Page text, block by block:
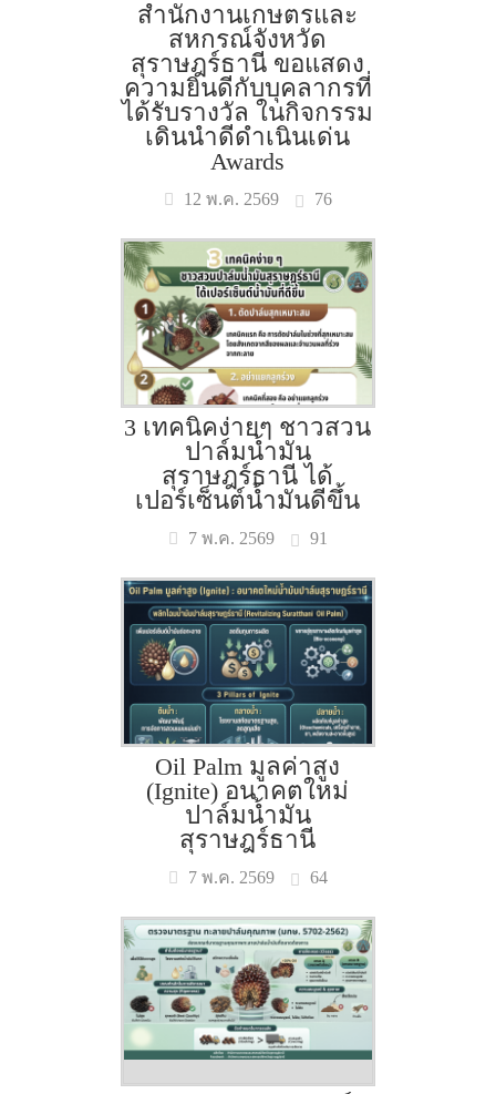
สำนักงานเกษตรและ
สหกรณ์จังหวัด
สุราษฎร์ธานี ขอแสดง
ความยินดีกับบุคลากรที่
ได้รับรางวัล ในกิจกรรม
เดินนำดีดำเนินเด่น
Awards
12 พ.ค. 2569 76
3 เทคนิคง่ายๆ ชาวสวน
ปาล์มน้ำมัน
สุราษฎร์ธานี ได้
เปอร์เซ็นต์น้ำมันดีขึ้น
7 พ.ค. 2569 91
Oil Palm มูลค่าสูง
(Ignite) อนาคตใหม่
ปาล์มน้ำมัน
สุราษฎร์ธานี
7 พ.ค. 2569 64